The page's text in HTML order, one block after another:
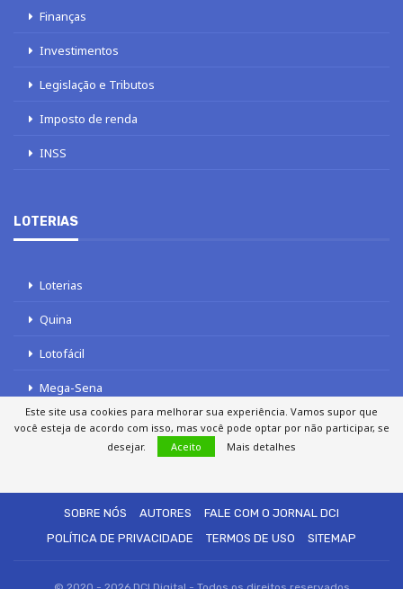
Finanças
Investimentos
Legislação e Tributos
Imposto de renda
INSS
LOTERIAS
Loterias
Quina
Lotofácil
Mega-Sena
Tele sena
SOBRE NÓS AUTORES
FALE COM O JORNAL DCI
POLÍTICA DE PRIVACIDADE
TERMOS DE USO SITEMAP
Este site usa cookies para melhorar sua experiência. Vamos supor que
você esteja de acordo com isso, mas você pode optar por não participar, se
desejar.
Aceito Mais detalhes